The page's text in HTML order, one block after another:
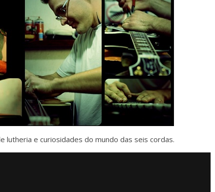
lutheria e curiosidades do mundo das seis cordas.